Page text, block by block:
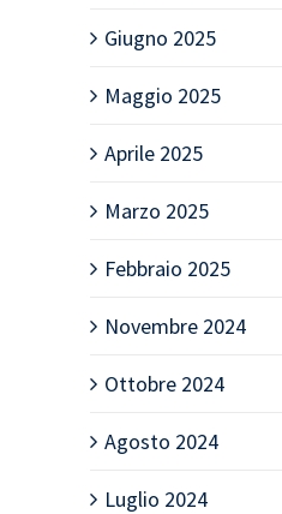
Giugno 2025
Maggio 2025
Aprile 2025
Marzo 2025
Febbraio 2025
Novembre 2024
Ottobre 2024
Agosto 2024
Luglio 2024